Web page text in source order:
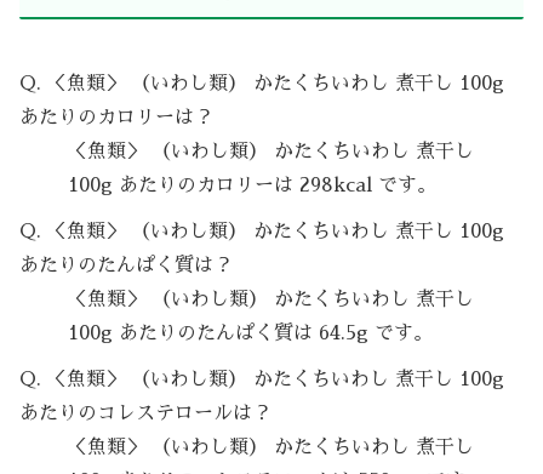
Q. ＜魚類＞ （いわし類） かたくちいわし 煮干し 100g
あたりのカロリーは？
＜魚類＞ （いわし類） かたくちいわし 煮干し
100g あたりのカロリーは 298kcal です。
Q. ＜魚類＞ （いわし類） かたくちいわし 煮干し 100g
あたりのたんぱく質は？
＜魚類＞ （いわし類） かたくちいわし 煮干し
100g あたりのたんぱく質は 64.5g です。
Q. ＜魚類＞ （いわし類） かたくちいわし 煮干し 100g
あたりのコレステロールは？
＜魚類＞ （いわし類） かたくちいわし 煮干し